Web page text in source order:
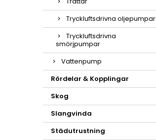
Tryckluftsdrivna oljepumpar
Tryckluftsdrivna
smörjpumpar
Vattenpump
Rördelar & Kopplingar
Skog
Slangvinda
Städutrustning